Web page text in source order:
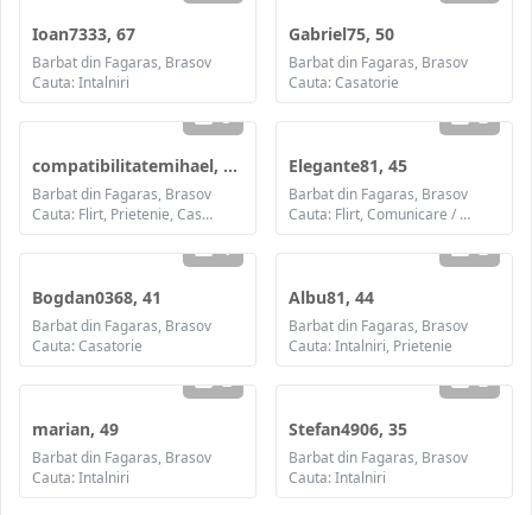
Ioan7333, 67
Barbat din Fagaras, Brasov
Cauta: Intalniri
Gabriel75, 50
Barbat din Fagaras, Brasov
Cauta: Casatorie
3
compatibilitatemihael, 65
Barbat din Fagaras, Brasov
Cauta: Flirt, Prietenie, Casatorie
2
Elegante81, 45
Barbat din Fagaras, Brasov
Cauta: Flirt, Comunicare / chat, Prietenie, Casatorie
1
Bogdan0368, 41
Barbat din Fagaras, Brasov
Cauta: Casatorie
2
Albu81, 44
Barbat din Fagaras, Brasov
Cauta: Intalniri, Prietenie
2
marian, 49
Barbat din Fagaras, Brasov
Cauta: Intalniri
2
Stefan4906, 35
Barbat din Fagaras, Brasov
Cauta: Intalniri